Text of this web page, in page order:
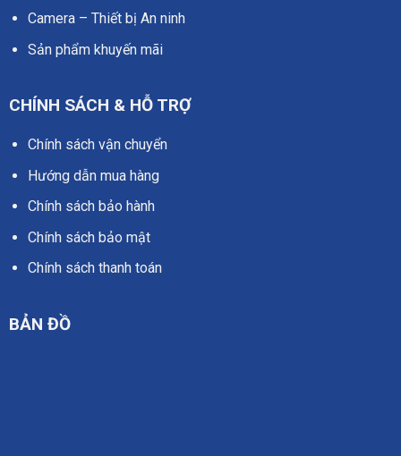
Camera – Thiết bị An ninh
Sản phẩm khuyến mãi
CHÍNH SÁCH & HỖ TRỢ
Chính sách vận chuyển
Hướng dẫn mua hàng
Chính sách bảo hành
Chính sách bảo mật
Chính sách thanh toán
BẢN ĐỒ